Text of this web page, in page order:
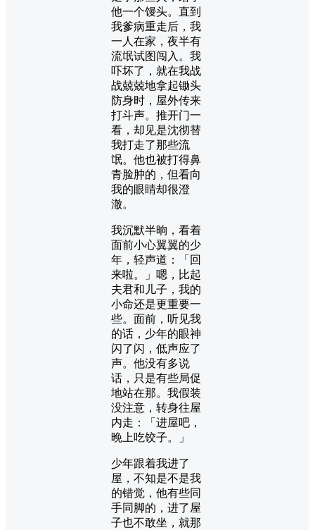
他一个馒头。直到
我爹病重走后，我
一人在家，夜半有
流氓试图闯入。我
吓坏了，就在我战
战兢兢地拿起锄头
防身时，屋外传来
打斗声。推开门一
看，却见是沈彻替
我打走了那些流
氓。他也被打得鼻
青脸肿的，但看向
我的眼睛却很澄
澈。
我沉默半晌，看着
面前小心翼翼的少
年，轻声道：「回
来啦。」嗯，比起
夫君和儿子，我的
小命还是更重要一
些。面前，听见我
的话，少年的眼神
闪了闪，低声应了
声。他没有多说
话，只是有些局促
地站在那。我假装
没注意，转身往屋
内走：「进屋吧，
晚上吃饺子。」
少年跟着我进了
屋，不知是不是我
的错觉，他有些同
手同脚的，进了屋
子也不敢坐，就那